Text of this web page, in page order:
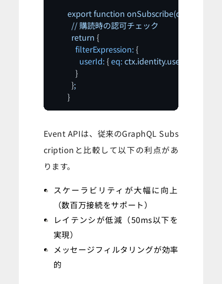
exportfunction onSubscribe(ctx)
// 購読時の認可チェック
return {
filterExpression: {
userId: { eq:ctx.identity.userId
            }
          }
;
        }
Event APIは、従来のGraphQL Subs
criptionと比較して以下の利点があ
ります。
スケーラビリティが大幅に向上
（数百万接続をサポート）
レイテンシが低減（50ms以下を
実現）
メッセージフィルタリングが効率
的